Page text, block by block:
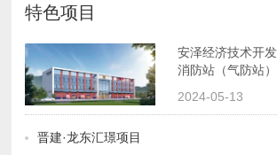
特色项目
消防站（气防站）
2024-05-13
晋建·龙东汇璟项目